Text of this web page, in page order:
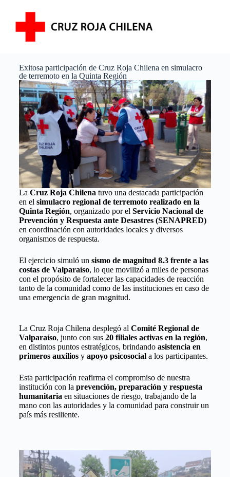
Exitosa participación de Cruz Roja Chilena en simulacro
de terremoto en la Quinta Región
La Cruz Roja Chilena tuvo una destacada participación
en el simulacro regional de terremoto realizado en la
Quinta Región, organizado por el Servicio Nacional de
Prevención y Respuesta ante Desastres (SENAPRED)
en coordinación con autoridades locales y diversos
organismos de respuesta.
El ejercicio simuló un sismo de magnitud 8.3 frente a las
costas de Valparaíso, lo que movilizó a miles de personas
con el propósito de fortalecer las capacidades de reacción
tanto de la comunidad como de las instituciones en caso de
una emergencia de gran magnitud.
La Cruz Roja Chilena desplegó al Comité Regional de
Valparaíso, junto con sus 20 filiales activas en la región,
en distintos puntos estratégicos, brindando asistencia en
primeros auxiliosy apoyo psicosociala los participantes.
Esta participación reafirma el compromiso de nuestra
institución con la prevención, preparación y respuesta
humanitaria en situaciones de riesgo, trabajando de la
mano con las autoridades y la comunidad para construir un
país más resiliente.